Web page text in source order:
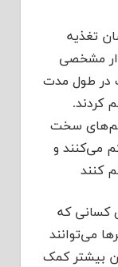
تغذیه
مشخصی
در طول مدت
دوم ۲.۱ کیلو کم کردند.
سخت
می‌کنند و
کنند
کسانی که
می‌توانند
بیشتر کمک